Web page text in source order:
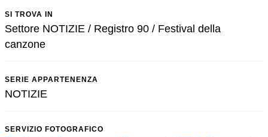
SI TROVA IN
Settore NOTIZIE / Registro 90 / Festival della
canzone
SERIE APPARTENENZA
NOTIZIE
SERVIZIO FOTOGRAFICO